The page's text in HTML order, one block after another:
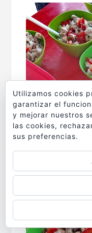
Utilizamos cookies
garantizar el
y mejorar nuestros
las cookies,
sus preferencias.